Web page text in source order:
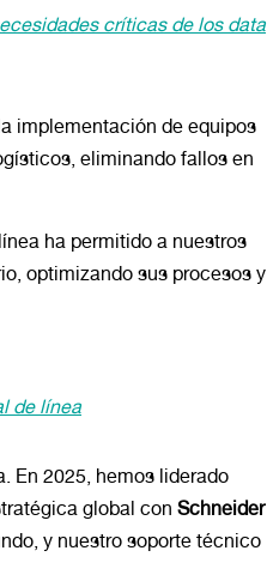
críticas de los data
implementación de equipos
eliminando fallos en
ha permitido a nuestros
optimizando sus procesos y
de línea
En 2025, hemos liderado
global con Schneider
y nuestro soporte técnico